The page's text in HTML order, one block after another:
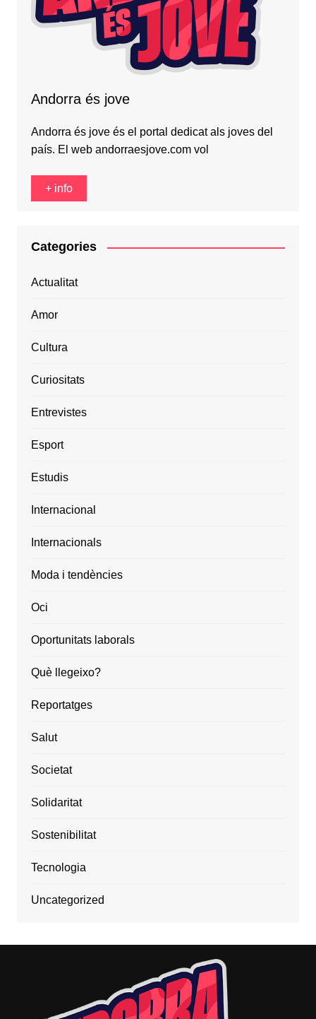
Andorra és jove
Andorra és jove és el portal dedicat als joves del
país. El web andorraesjove.com vol
+ info
Categories
Actualitat
Amor
Cultura
Curiositats
Entrevistes
Esport
Estudis
Internacional
Internacionals
Moda i tendències
Oci
Oportunitats laborals
Què llegeixo?
Reportatges
Salut
Societat
Solidaritat
Sostenibilitat
Tecnologia
Uncategorized